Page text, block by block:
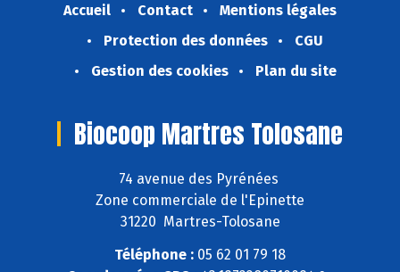
Accueil Contact
Mentions légales
Protection des données
CGU
Gestion des cookies
Plan du site
Biocoop Martres Tolosane
74 avenue des Pyrénées
Zone commerciale de l'Epinette
31220 Martres-Tolosane
Téléphone : 05 62 01 79 18